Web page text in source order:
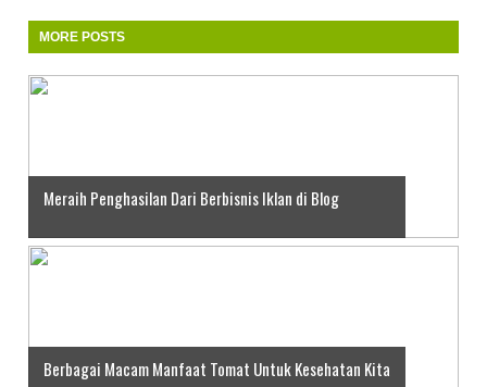
MORE POSTS
Meraih Penghasilan Dari Berbisnis Iklan di Blog
Berbagai Macam Manfaat Tomat Untuk Kesehatan Kita